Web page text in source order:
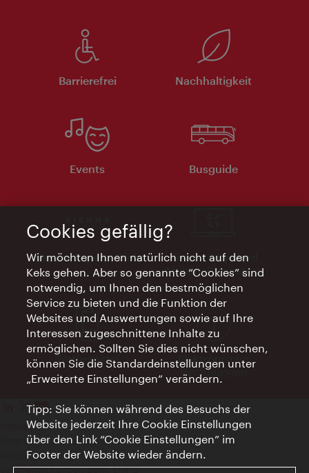
Barrierefrei Nachhaltigkeit
Events Busguide
Vienna Experts Club
Vienna City Card
Affiliate Programm
Werbemittel
Elektronische
Rechnungen
Impressum
Datenschutzerklärung
Nutzungsbedingungen
Veröffentlichungen gem. EMFG
Cookies gefällig?
Wir möchten Ihnen natürlich nicht auf den
Keks gehen. Aber so genannte “Cookies” sind
notwendig, um Ihnen den bestmöglichen
Service zu bieten und die Funktion der
Websites und Auswertungen sowie auf Ihre
Interessen zugeschnittene Inhalte zu
ermöglichen. Sollten Sie dies nicht wünschen,
können Sie die Standardeinstellungen unter
„Erweiterte Einstellungen“ verändern.
Tipp: Sie können während des Besuchs der
Website jederzeit Ihre Cookie Einstellungen
über den Link “Cookie Einstellungen” im
Footer der Website wieder ändern.